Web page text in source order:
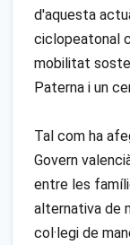
d'aquesta
ciclopeatonal
mobilitat
Paterna i un
Tal com ha
Govern
entre les
alternativa de
col·legi de